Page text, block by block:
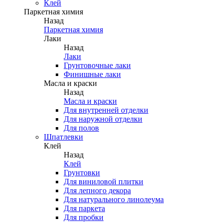
Клей
Паркетная химия
Назад
Паркетная химия
Лаки
Назад
Лаки
Грунтовочные лаки
Финишные лаки
Масла и краски
Назад
Масла и краски
Для внутренней отделки
Для наружной отделки
Для полов
Шпатлевки
Клей
Назад
Клей
Грунтовки
Для виниловой плитки
Для лепного декора
Для натурального линолеума
Для паркета
Для пробки